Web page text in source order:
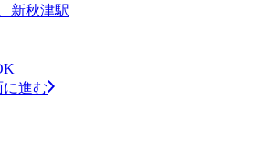
新秋津駅
に進む